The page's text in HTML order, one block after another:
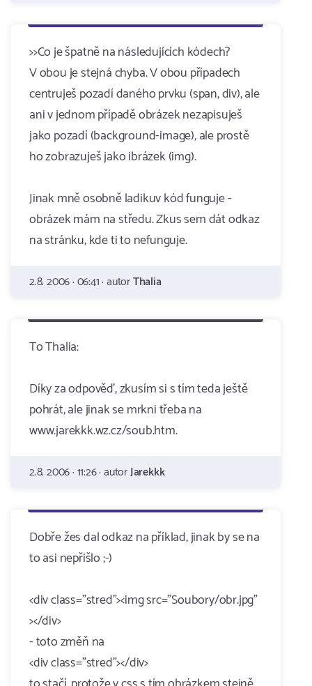
>>Co je špatně na následujících kódech?
V obou je stejná chyba. V obou případech
centruješ pozadí daného prvku (span, div), ale
ani v jednom případě obrázek nezapisuješ
jako pozadí (background-image), ale prostě
ho zobrazuješ jako ibrázek (img).
Jinak mně osobně ladikuv kód funguje -
obrázek mám na středu. Zkus sem dát odkaz
na stránku, kde ti to nefunguje.
2.8. 2006 · 06:41 · autorThalia
To Thalia:
Díky za odpověď, zkusím si s tím teda ještě
pohrát, ale jinak se mrkni třeba na
www.jarekkk.wz.cz/soub.htm.
2.8. 2006 · 11:26 · autorJarekkk
Dobře žes dal odkaz na příklad, jinak by se na
to asi nepřišlo ;-)
<div class="stred"><img src="Soubory/obr.jpg"
></div>
- toto změň na
<div class="stred"></div>